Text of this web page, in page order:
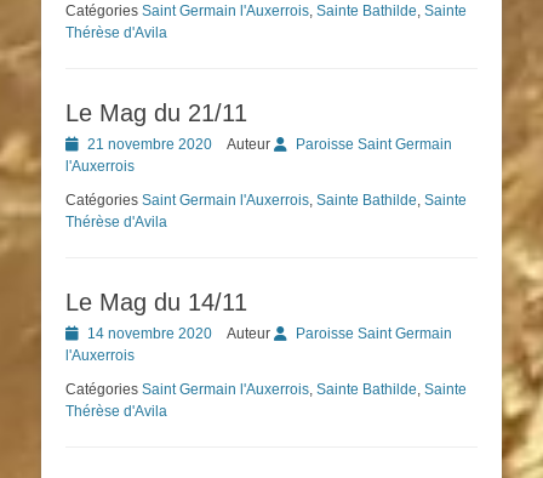
Catégories Saint Germain l'Auxerrois Sainte Bathilde Sainte
Thérèse d'Avila
Le Mag du 21/11
Posted
on
21 novembre 2020 Auteur
Paroisse Saint Germain
l'Auxerrois
Catégories Saint Germain l'Auxerrois Sainte Bathilde Sainte
Thérèse d'Avila
Le Mag du 14/11
Posted
on
14 novembre 2020 Auteur
Paroisse Saint Germain
l'Auxerrois
Catégories Saint Germain l'Auxerrois Sainte Bathilde Sainte
Thérèse d'Avila